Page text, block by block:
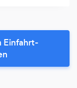
Einfahrt-